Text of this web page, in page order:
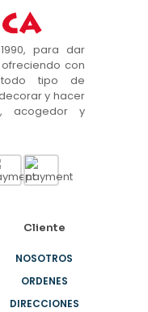
para dar
con
todo tipo de
y hacer
acogedor y
Cliente
NOSOTROS
ORDENES
DIRECCIONES